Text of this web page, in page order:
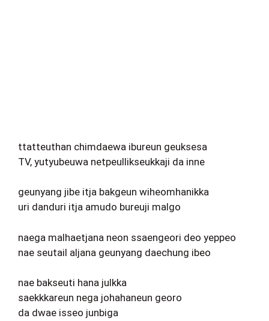
ttatteuthan chimdaewa ibureun geuksesa
TV, yutyubeuwa netpeullikseukkaji da inne
geunyang jibe itja bakgeun wiheomhanikka
uri danduri itja amudo bureuji malgo
naega malhaetjana neon ssaengeori deo yeppeo
nae seutail aljana geunyang daechung ibeo
nae bakseuti hana julkka
saekkkareun nega johahaneun georo
da dwae isseo junbiga